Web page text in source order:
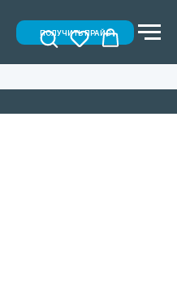
ПОЛУЧИТЬ ПРАЙС